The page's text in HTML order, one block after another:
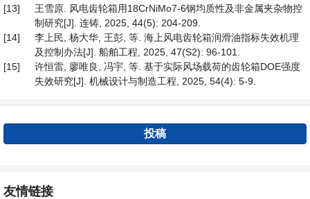
[13]
王雪原. 风电齿轮箱用18CrNiMo7-6钢均质性及非金属夹杂物控
制研究[J]. 连铸, 2025, 44(5): 204-209.
[14]
李上民, 杨大华, 王彭, 等. 海上风电齿轮箱润滑油指标失效机理
及控制办法[J]. 船舶工程, 2025, 47(S2): 96-101.
[15]
许恒雷, 廖唯良, 冯宇, 等. 基于实际风场载荷的齿轮箱DOE强度
失效研究[J]. 机械设计与制造工程, 2025, 54(4): 5-9.
投稿
友情链接